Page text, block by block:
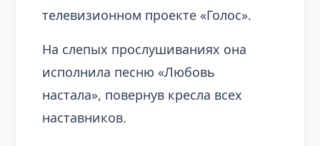
телевизионном проекте «Голос».
На слепых прослушиваниях она
исполнила песню «Любовь
настала», повернув кресла всех
наставников.